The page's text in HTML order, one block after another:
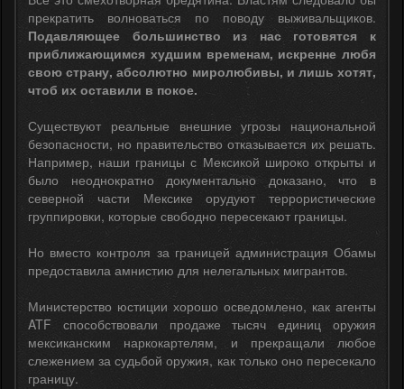
прекратить волноваться по поводу выживальщиков.
Подавляющее большинство из нас готовятся к
приближающимся худшим временам, искренне любя
свою страну, абсолютно миролюбивы, и лишь хотят,
чтоб их оставили в покое.
Существуют реальные внешние угрозы национальной
безопасности, но правительство отказывается их решать.
Например, наши границы с Мексикой широко открыты и
было неоднократно документально доказано, что в
северной части Мексике орудуют террористические
группировки, которые свободно пересекают границы.
Но вместо контроля за границей администрация Обамы
предоставила амнистию для нелегальных мигрантов.
Министерство юстиции хорошо осведомлено, как агенты
ATF способствовали продаже тысяч единиц оружия
мексиканским наркокартелям, и прекращали любое
слежением за судьбой оружия, как только оно пересекало
границу.